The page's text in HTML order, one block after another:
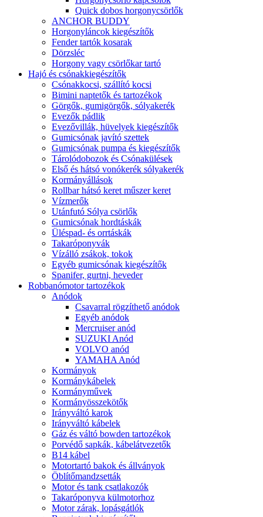
Quick dobos horgonycsörlők
ANCHOR BUDDY
Horgonyláncok kiegészítők
Fender tartók kosarak
Dörzsléc
Horgony vagy csörlőkar tartó
Hajó és csónakkiegészítők
Csónakkocsi, szállító kocsi
Bimini naptetők és tartozékok
Görgők, gumigörgők, sólyakerék
Evezők pádlik
Evezővillák, hüvelyek kiegészítők
Gumicsónak javító szettek
Gumicsónak pumpa és kiegészítők
Tárolódobozok és Csónakülések
Első és hátsó vonókerék sólyakerék
Kormányállások
Rollbar hátsó keret műszer keret
Vízmerők
Utánfutó Sólya csörlők
Gumicsónak hordtáskák
Üléspad- és orrtáskák
Takaróponyvák
Vízálló zsákok, tokok
Egyéb gumicsónak kiegészítők
Spanifer, gurtni, heveder
Robbanómotor tartozékok
Anódok
Csavarral rögzíthető anódok
Egyéb anódok
Mercruiser anód
SUZUKI Anód
VOLVO anód
YAMAHA Anód
Kormányok
Kormánykábelek
Kormányművek
Kormányösszekötők
Irányváltó karok
Irányváltó kábelek
Gáz és váltó bowden tartozékok
Porvédő sapkák, kábelátvezetők
B14 kábel
Motortartó bakok és állványok
Öblítőmandzsetták
Motor és tank csatlakozók
Takaróponyva külmotorhoz
Motor zárak, lopásgátlók